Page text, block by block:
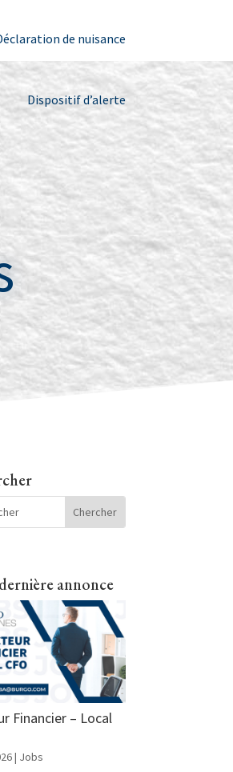
de nuisance
Dispositif d’alerte
annonce
Financier – Local
| Jobs